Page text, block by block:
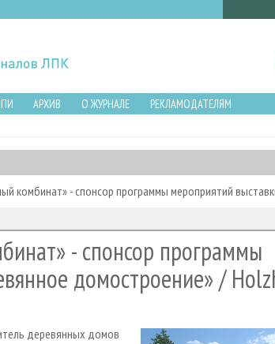
АРХИВ О ЖУРНАЛЕ
РЕКЛАМОДАТЕЛЯМ
комбинат» - спонсор программы мероприятий
- спонсор программы
домостроение» /
деревянных домов